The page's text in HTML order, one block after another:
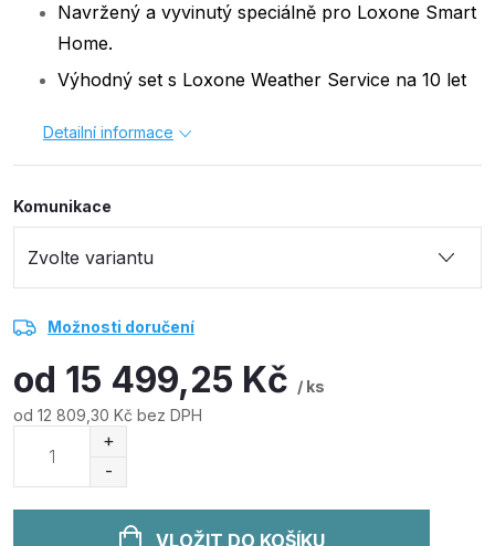
Navržený a vyvinutý speciálně pro Loxone Smart
Home.
Výhodný set s Loxone Weather Service na 10 let
Detailní informace
Komunikace
Možnosti doručení
od 15 499,25 Kč / ks
od 12 809,30 Kč bez DPH
VLOŽIT DO KOŠÍKU